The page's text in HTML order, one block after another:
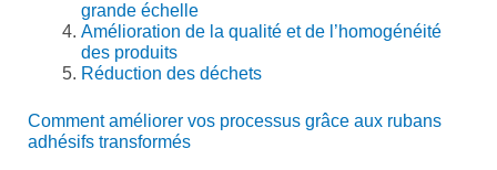
grande échelle
Amélioration de la qualité et de l’homogénéité
des produits
Réduction des déchets
Comment améliorer vos processus grâce aux rubans
adhésifs transformés